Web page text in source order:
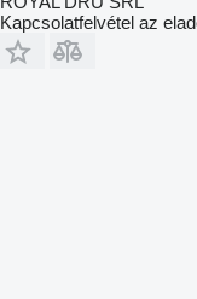
Kapcsolatfelvétel az